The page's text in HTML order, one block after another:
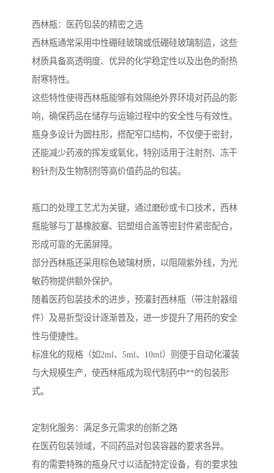
西林瓶：医药包装的精密之选
西林瓶通常采用中性硼硅玻璃或低硼硅玻璃制造，这些
材质具备高透明度、优异的化学稳定性以及出色的耐热
耐寒特性。
这些特性使得西林瓶能够有效隔绝外界环境对药品的影
响，确保药品在储存与运输过程中的安全性与有效性。
瓶身多设计为圆柱形，搭配窄口结构，不仅便于密封，
还能减少药液的挥发或氧化，特别适用于注射剂、冻干
粉针剂及生物制剂等高价值药品的包装。
瓶口的处理工艺尤为关键，通过磨砂或卡口技术，西林
瓶能够与丁基橡胶塞、铝塑组合盖等密封件紧密配合，
形成可靠的无菌屏障。
部分西林瓶还采用棕色玻璃材质，以阻隔紫外线，为光
敏药物提供额外保护。
随着医药包装技术的进步，预灌封西林瓶（带注射器组
件）及易折型设计逐渐普及，进一步提升了用药的安全
性与便捷性。
标准化的规格（如2ml、5ml、10ml）则便于自动化灌装
与大规模生产，使西林瓶成为现代制药中**的包装形
式。
定制化服务：满足多元需求的创新之路
在医药包装领域，不同药品对包装容器的要求各异。
有的需要特殊的瓶身尺寸以适配特定设备，有的要求独